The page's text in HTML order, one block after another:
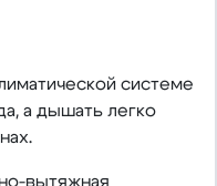
системе
а дышать легко
вытяжная